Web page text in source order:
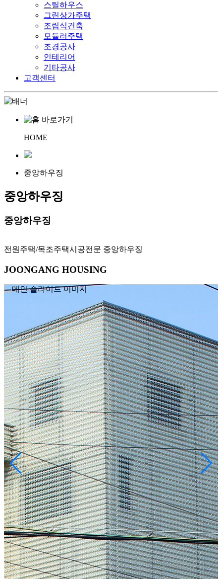
스틸하우스
그린상가주택
조립식건축
모듈러주택
조경공사
인테리어
기타공사
고객센터
HOME
중앙하우징
중앙하우징
중앙하우징
전원주택/목조주택시공전문 중앙하우징
JOONGANG HOUSING